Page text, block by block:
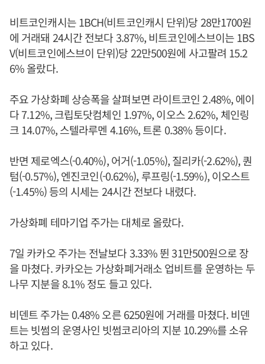
비트코인캐시는 1BCH(비트코인캐시 단위)당 28만1700원
에 거래돼 24시간 전보다 3.87%, 비트코인에스브이는 1BS
V(비트코인에스브이 단위)당 22만500원에 사고팔려 15.2
6% 올랐다.
주요 가상화폐 상승폭을 살펴보면 라이트코인 2.48%, 에이
다 7.12%, 크립토닷컴체인 1.97%, 이오스 2.62%, 체인링
크 14.07%, 스텔라루멘 4.16%, 트론 0.38% 등이다.
반면 제로엑스(-0.40%), 어거(-1.05%), 질리카(-2.62%), 퀀
텀(-0.57%), 엔진코인(-0.62%), 루프링(-1.59%), 이오스트
(-1.45%) 등의 시세는 24시간 전보다 내렸다.
가상화폐 테마기업 주가는 대체로 올랐다.
7일 카카오 주가는 전날보다 3.33% 뛴 31만500원으로 장
을 마쳤다. 카카오는 가상화폐거래소 업비트를 운영하는 두
나무 지분을 8.1% 정도 들고 있다.
비덴트 주가는 0.48% 오른 6250원에 거래를 마쳤다. 비덴
트는 빗썸의 운영사인 빗썸코리아의 지분 10.29%를 소유
하고 있다.